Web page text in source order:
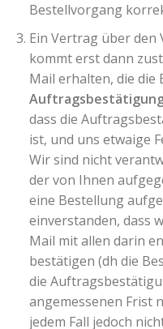
Bestellvorgang
Ein Vertrag über den
kommt erst dann
Mail erhalten, die
dass die
ist, und uns etwaige
Wir sind nicht
der von Ihnen
eine Bestellung
einverstanden, dass
Mail mit allen darin
bestätigen (dh die
die
angemessenen Frist
jedem Fall jedoch